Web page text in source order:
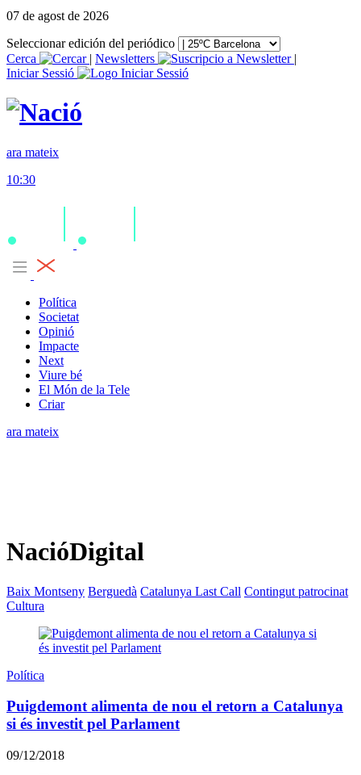
07 de agost de 2026
Seleccionar edición del periódico
Cerca
| Newsletters
|
Iniciar Sessió
ara mateix
10:30
Política
Societat
Opinió
Impacte
Next
Viure bé
El Món de la Tele
Criar
ara mateix
NacióDigital
Baix Montseny Berguedà Catalunya Last Call Contingut patrocinat
Cultura
Política
Puigdemont alimenta de nou el retorn a Catalunya
si és investit pel Parlament
09/12/2018